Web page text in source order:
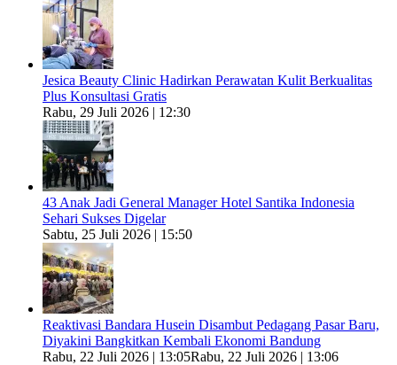
Jesica Beauty Clinic Hadirkan Perawatan Kulit Berkualitas
Plus Konsultasi Gratis
Rabu, 29 Juli 2026 | 12:30
43 Anak Jadi General Manager Hotel Santika Indonesia
Sehari Sukses Digelar
Sabtu, 25 Juli 2026 | 15:50
Reaktivasi Bandara Husein Disambut Pedagang Pasar Baru,
Diyakini Bangkitkan Kembali Ekonomi Bandung
Rabu, 22 Juli 2026 | 13:05Rabu, 22 Juli 2026 | 13:06